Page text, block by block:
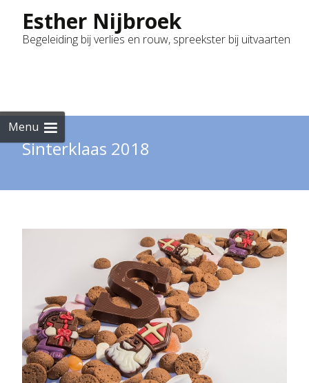
Esther Nijbroek
Begeleiding bij verlies en rouw, spreekster bij uitvaarten
Menu
Sinterklaas 2018